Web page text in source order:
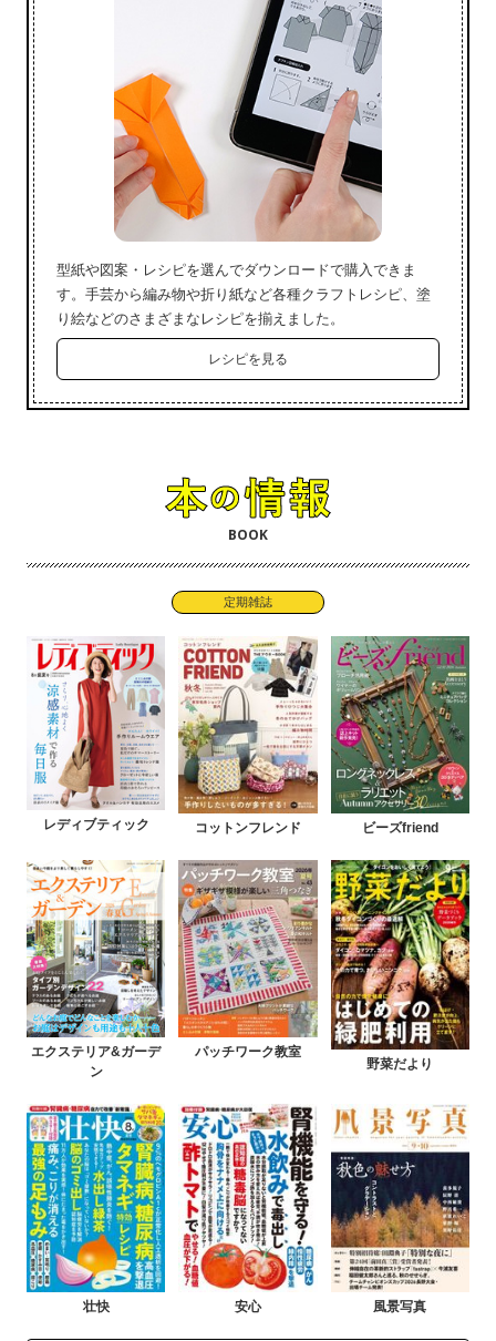
型紙や図案・レシピを選んでダウンロードで購入できま
す。手芸から編み物や折り紙など各種クラフトレシピ、塗
り絵などのさまざまなレシピを揃えました。
レシピを見る
BOOK
定期雑誌
レディブティック コットンフレンド ビーズfriend
エクステリア&ガーデ
ン
パッチワーク教室
野菜だより
壮快 安心 風景写真